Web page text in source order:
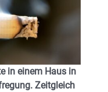
in einem Haus in
Zeitgleich